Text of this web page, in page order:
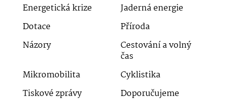
Energetická krize
Jaderná energie
Dotace
Příroda
Názory
Cestování a volný
čas
Mikromobilita
Cyklistika
Tiskové zprávy
Doporučujeme